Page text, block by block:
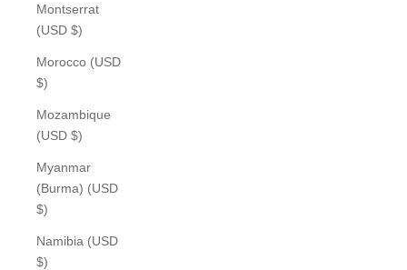
Montserrat
(USD $)
Morocco (USD
$)
Mozambique
(USD $)
Myanmar
(Burma) (USD
$)
Namibia (USD
$)